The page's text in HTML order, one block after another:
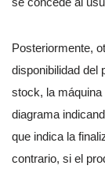
Posteriormente,
disponibilidad del
stock, la máquina
diagrama
que indica la
contrario, si el